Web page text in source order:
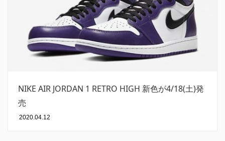
NIKE AIR JORDAN 1 RETRO HIGH 新色が4/18(土)発
売
2020.04.12